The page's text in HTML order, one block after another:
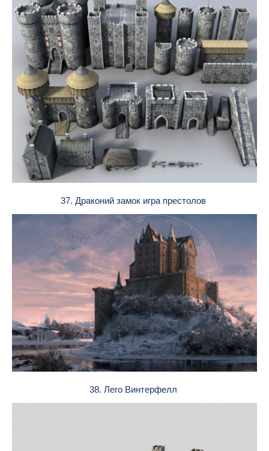
37. Драконий замок игра престолов
38. Лего Винтерфелл